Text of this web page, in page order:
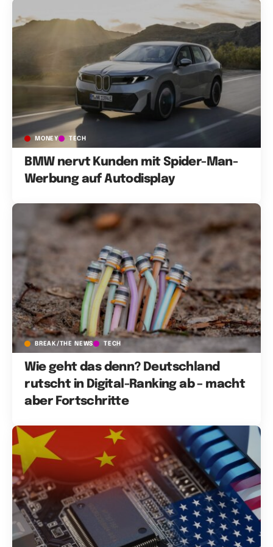
MONEY TECH
BMW nervt Kunden mit Spider-Man-
Werbung auf Autodisplay
BREAK/THE NEWS TECH
Wie geht das denn? Deutschland
rutscht in Digital-Ranking ab – macht
aber Fortschritte